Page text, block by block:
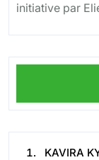
initiative par
KAVIRA